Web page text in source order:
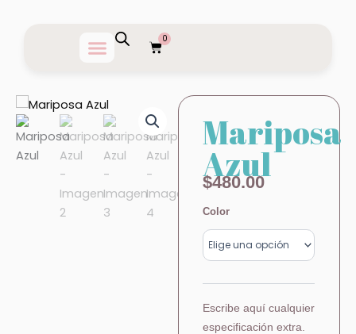
0
Carrito
Mariposa
Azul
$480.00
Color
Escribe aquí cualquier
especificación extra.
Mariposa
cantidad